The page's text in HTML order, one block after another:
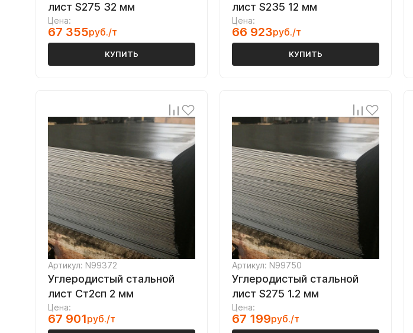
лист S275 32 мм
Цена:
67 355руб./т
КУПИТЬ
лист S235 12 мм
Цена:
66 923руб./т
КУПИТЬ
Артикул: N99372
Углеродистый стальной
лист Ст2сп 2 мм
Цена:
67 901руб./т
Артикул: N99750
Углеродистый стальной
лист S275 1.2 мм
Цена:
67 199руб./т